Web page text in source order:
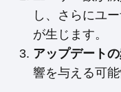
し、さらにユ
が生じます。
アップデート
響を与える可能